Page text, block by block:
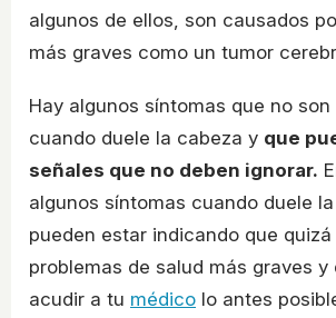
algunos de ellos, son causados
más graves como un tumor
Hay algunos síntomas que no son
cuando duele la cabeza y que
señales que no deben ignorar.
algunos síntomas cuando duele
pueden estar indicando que
problemas de salud más graves y
acudir a tu médico lo antes